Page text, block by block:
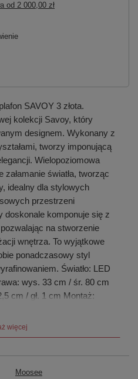
od 2 000,00 zł
SAVOY 3 złota.
kolekcji Savoy, który
designem. Wykonany z
tworzy imponującą
Wielopoziomowa
światła, tworząc
idealny dla stylowych
przestrzeni
doskonale komponuje się z
na stworzenie
wnętrza. To wyjątkowe
ponadczasowy styl
Światło: LED
wys. 33 cm / śr. 80 cm
cm / gł. 1 cm Montaż:
19 cm.
więcej
Moosee